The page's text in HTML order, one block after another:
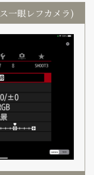
一眼レフカメラ)